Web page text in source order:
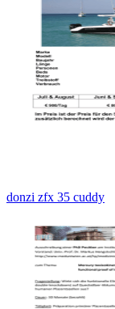
donzi zfx 35 cuddy